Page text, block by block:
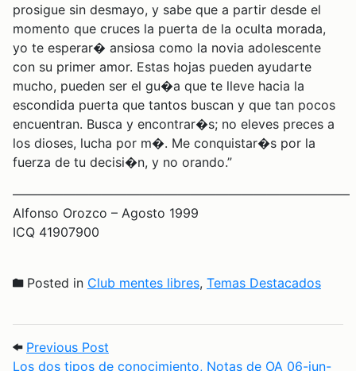
prosigue sin desmayo, y sabe que a partir desde el
momento que cruces la puerta de la oculta morada,
yo te esperar� ansiosa como la novia adolescente
con su primer amor. Estas hojas pueden ayudarte
mucho, pueden ser el gu�a que te lleve hacia la
escondida puerta que tantos buscan y que tan pocos
encuentran. Busca y encontrar�s; no eleves preces a
los dioses, lucha por m�. Me conquistar�s por la
fuerza de tu decisi�n, y no orando.”
——————————————————————————–
Alfonso Orozco – Agosto 1999
ICQ 41907900
Posted in Club mentes libres, Temas Destacados
Post navigation
Previous Post
Los dos tipos de conocimiento, Notas de OA 06-jun-